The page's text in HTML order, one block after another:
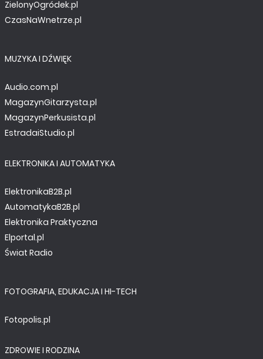
ZielonyOgródek.pl
CzasNaWnetrze.pl
MUZYKA I DŹWIĘK
Audio.com.pl
MagazynGitarzysta.pl
MagazynPerkusista.pl
EstradaiStudio.pl
ELEKTRONIKA I AUTOMATYKA
ElektronikaB2B.pl
AutomatykaB2B.pl
Elektronika Praktyczna
Elportal.pl
Świat Radio
FOTOGRAFIA, EDUKACJA I HI-TECH
Fotopolis.pl
ZDROWIE I RODZINA